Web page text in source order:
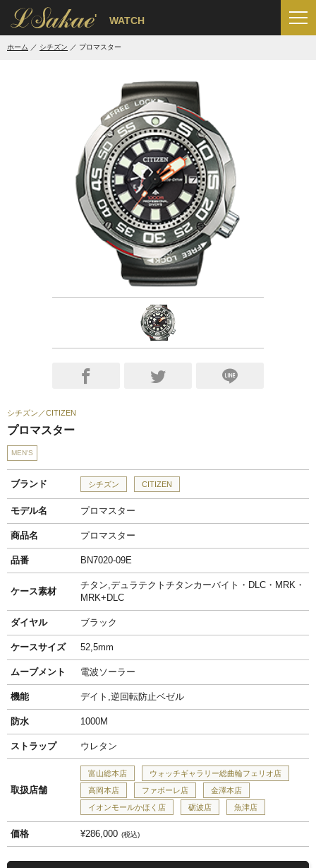
' WATCH
ホーム シチズン プロマスター
シチズン CITIZEN
プロマスター
MEN'S
ブランド シチズン CITIZEN
モデル名 プロマスター
商品名 プロマスター
品番 BN7020-09E
ケース素材
チタン,デュラテクトチタンカーバイト・DLC・MRK・
MRK+DLC
ダイヤル ブラック
ケースサイズ 52,5mm
ムーブメント 電波ソーラー
機能 デイト,逆回転防止ベゼル
防水 1000M
ストラップ ウレタン
取扱店舗
富山総本店
ウォッチギャラリー総曲輪フェリオ店
高岡本店
ファボーレ店
金澤本店
イオンモールかほく店
砺波店 魚津店
価格 ¥286,000 税込